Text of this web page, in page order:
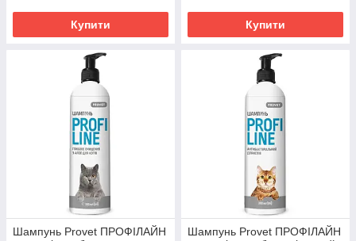
Купити Купити
Шампунь Provet ПРОФІЛАЙН
Шампунь Provet ПРОФІЛАЙН